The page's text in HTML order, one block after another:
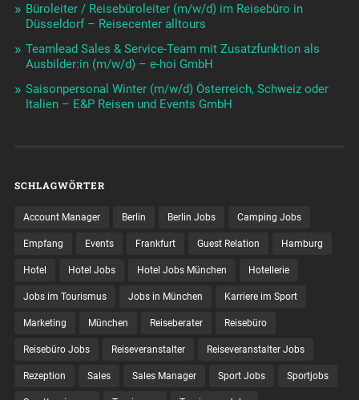
Büroleiter / Reisebüroleiter (m/w/d) im Reisebüro in
Düsseldorf – Reisecenter alltours
Teamlead Sales & Service-Team mit Zusatzfunktion als
Ausbilder:in (m/w/d) – e-hoi GmbH
Saisonpersonal Winter (m/w/d) Österreich, Schweiz oder
Italien – E&P Reisen und Events GmbH
SCHLAGWÖRTER
Account Manager Berlin Berlin Jobs Camping Jobs
Empfang Events Frankfurt Guest Relation Hamburg
Hotel Hotel Jobs Hotel Jobs München Hotellerie
Jobs im Tourismus Jobs in München Karriere im Sport
Marketing München Reiseberater Reisebüro
Reisebüro Jobs Reiseveranstalter Reiseveranstalter Jobs
Rezeption Sales Sales Manager Sport Jobs Sportjobs